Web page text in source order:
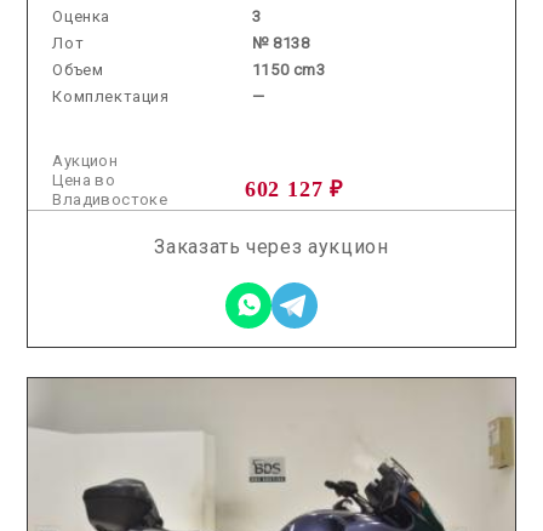
Оценка
3
Лот
№ 8138
Объем
1150 cm3
Комплектация
—
Аукцион
602 127 ₽
Цена во
Владивостоке
Заказать через аукцион